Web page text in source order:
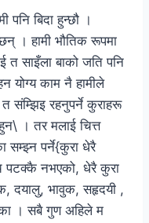
पनि बिदा हुन्छौ ।
। हामी भौतिक रूपमा
त साइँला बाको जति पनि
काम नै हामीले
संम्झिइ रहनुपर्ने कुराहरू
। तर मलाई चित्त
सम्झ्न पर्ने{कुरा धेरै
नभएको, धेरै कुरा
दयालु, भावुक, सहृदयी ,
। सबै गुण अहिले म